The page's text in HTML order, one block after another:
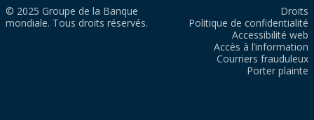
© 2025 Groupe de la Banque
mondiale. Tous droits réservés.
Droits
Politique de confidentialité
Accessibilité web
Accès à l’information
Courriers frauduleux
Porter plainte